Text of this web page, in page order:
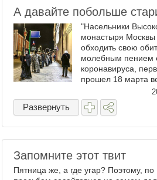
А давайте побольше
"Насельники
монастыря
обходить свою
молебным пением
коронавируса,
прошел 18 марта
инстаграм к главе
Ленинградской
Развернуть
Запомните этот твит
Пятница же, а где угар? Поэтому,